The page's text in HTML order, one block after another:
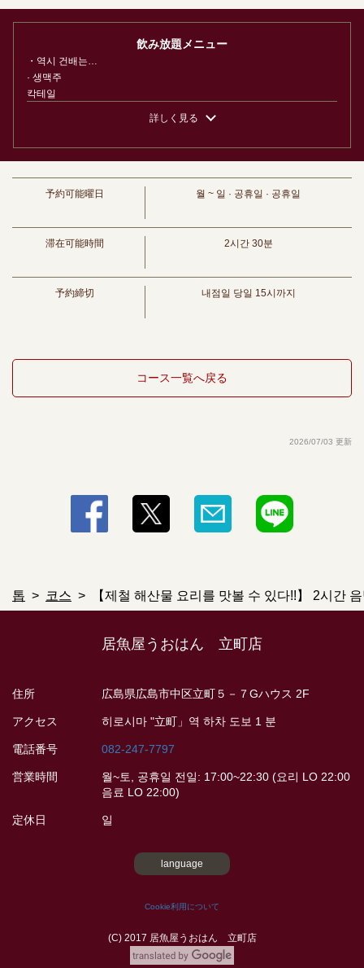
飲み放題メニュー
・역시 건배는…
· 생맥주
칵테일
· 매실주
・소다/록/물/탕
· 멋지게 ...
・보리 or 고구마 or 아와모리
・후루-주/가리주/우메주/레몬주
· 마실 수없는 사람에게도!
詳しく見る
予約可能曜日 월 ~ 일 · 공휴일 · 공휴일
滞在可能時間 2시간 30분
予約締切 내점일 당일 15시까지
コース一覧へ戻る
2026/07/03 更新
톱 코스 【제철 해산물 요리를 맛볼 수 있다!!】 2시간
閉じる
居魚屋うおはん 立町店
住所 広島県広島市中区立町５－７Gハウス 2F
アクセス 히로시마 "立町」역 하차 도보 1 분
電話番号 082-247-7797
営業時間
월~토, 공휴일 전일: 17:00~22:30 (요리 LO 22:00
음료 LO 22:00)
定休日 일
language
Cookie利用について
(C) 2017 居魚屋うおはん 立町店